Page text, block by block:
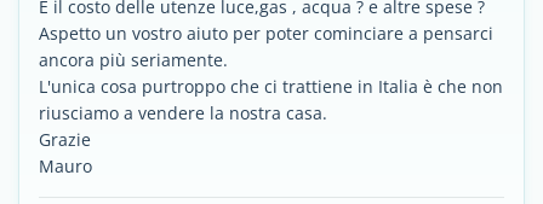
E il costo delle utenze luce,gas , acqua ? e altre spese ?
Aspetto un vostro aiuto per poter cominciare a pensarci
ancora più seriamente.
L'unica cosa purtroppo che ci trattiene in Italia è che non
riusciamo a vendere la nostra casa.
Grazie
Mauro